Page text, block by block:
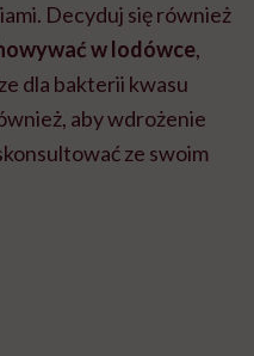
Decyduj się również
w lodówce,
dla bakterii kwasu
aby wdrożenie
ze swoim